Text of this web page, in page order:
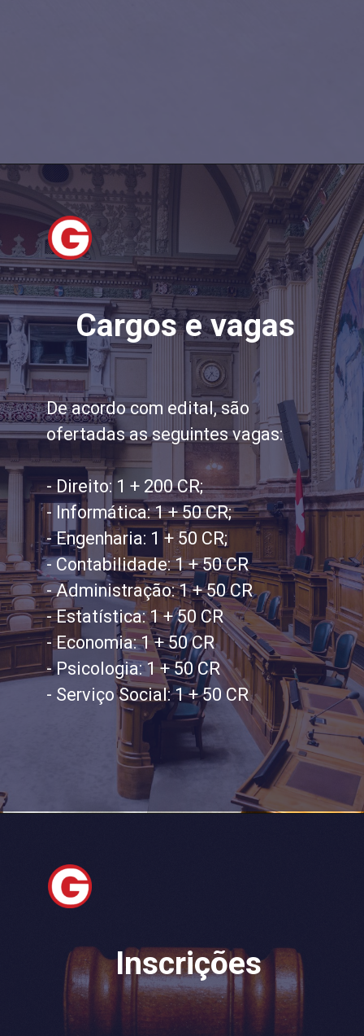
Cargos e vagas
De acordo com edital, são
ofertadas as seguintes vagas:
- Direito: 1 + 200 CR;
- Informática: 1 + 50 CR;
- Engenharia: 1 + 50 CR;
- Contabilidade: 1 + 50 CR
- Administração: 1 + 50 CR
- Estatística: 1 + 50 CR
- Economia: 1 + 50 CR
- Psicologia: 1 + 50 CR
- Serviço Social: 1 + 50 CR
Inscrições